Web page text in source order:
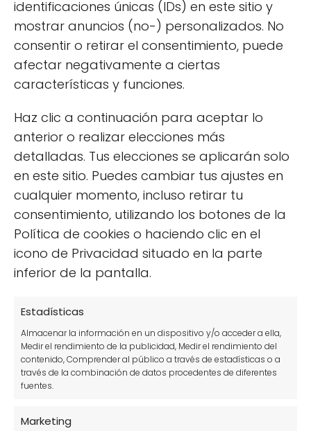
identificaciones únicas (IDs) en este sitio y
mostrar anuncios (no-) personalizados. No
consentir o retirar el consentimiento, puede
afectar negativamente a ciertas
características y funciones.
Haz clic a continuación para aceptar lo
anterior o realizar elecciones más
detalladas. Tus elecciones se aplicarán solo
en este sitio. Puedes cambiar tus ajustes en
cualquier momento, incluso retirar tu
consentimiento, utilizando los botones de la
Política de cookies o haciendo clic en el
icono de Privacidad situado en la parte
inferior de la pantalla.
Estadísticas
Almacenar la información en un dispositivo y/o acceder a ella,
Medir el rendimiento de la publicidad, Medir el rendimiento del
contenido, Comprender al público a través de estadísticas o a
través de la combinación de datos procedentes de diferentes
fuentes.
Marketing
desarrollarse mis plantas, ¿te unes
a la fiebre de los huertos urbanos?
Cómo curar un peral
enfermo: consejos
prácticos
y dónde se cultivan
También puedes leer:
Puerros Amargos: 3 Causas y el Truco
Maestro para que salgan Dulces